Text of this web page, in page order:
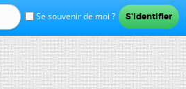
Se souvenir de moi ?